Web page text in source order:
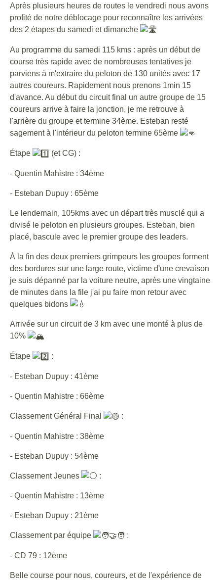
Après plusieurs heures de routes le vendredi nous avons
profité de notre déblocage pour reconnaître les arrivées
des 2 étapes du samedi et dimanche
Au programme du samedi 115 kms : après un début de
course très rapide avec de nombreuses tentatives je
parviens à m'extraire du peloton de 130 unités avec 17
autres coureurs. Rapidement nous prenons 1min 15
d'avance. Au début du circuit final un autre groupe de 15
coureurs arrive à faire la jonction, je me retrouve à
l'arrière du groupe et termine 34ème. Esteban resté
sagement à l'intérieur du peloton termine 65ème
Étape (et CG) :
- Quentin Mahistre : 34ème
- Esteban Dupuy : 65ème
Le lendemain, 105kms avec un départ très musclé qui a
divisé le peloton en plusieurs groupes. Esteban, bien
placé, bascule avec le premier groupe des leaders.
À la fin des deux premiers grimpeurs les groupes forment
des bordures sur une large route, victime d'une crevaison
je suis dépanné par la voiture neutre, après une vingtaine
de minutes dans la file j'ai pu faire mon retour avec
quelques bidons
Arrivée sur un circuit de 3 km avec une monté à plus de
10%
Étape :
- Esteban Dupuy : 41ème
- Quentin Mahistre : 66ème
Classement Général Final :
- Quentin Mahistre : 38ème
- Esteban Dupuy : 54ème
Classement Jeunes :
- Quentin Mahistre : 13ème
- Esteban Dupuy : 21ème
Classement par équipe :
- CD 79 : 12ème
Belle course pour nous, coureurs, et de l'expérience de